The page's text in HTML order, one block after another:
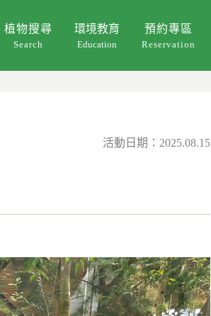
植物搜尋
Search
環境教育
Education
環教課程
活動回顧
預約專區
Reservation
活動日期：2025.08.15